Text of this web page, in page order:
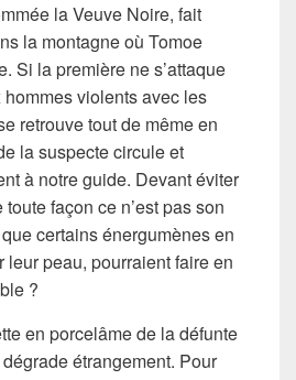
la Veuve Noire, fait
la montagne où Tomoe
Si la première ne s’attaque
hommes violents avec les
retrouve tout de même en
la suspecte circule et
à notre guide. Devant éviter
toute façon ce n’est pas son
certains énergumènes en
leur peau, pourraient faire en
?
en porcelâme de la défunte
étrangement. Pour